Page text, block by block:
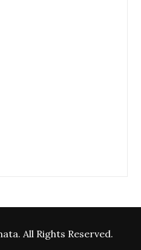
All Rights Reserved.